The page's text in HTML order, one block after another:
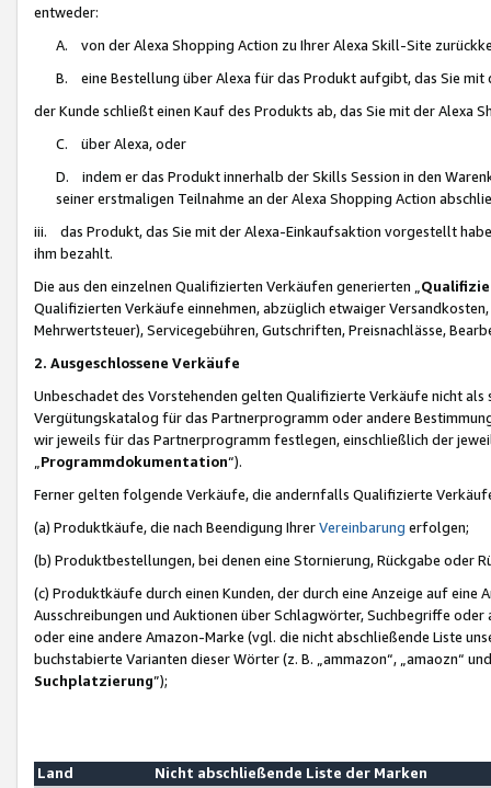
entweder:
A. von der Alexa Shopping Action zu Ihrer Alexa Skill-Site
B. eine Bestellung über Alexa für das Produkt aufgibt, das Sie mit
der Kunde schließt einen Kauf des Produkts ab, das Sie mit der Alexa
C. über Alexa, oder
D. indem er das Produkt innerhalb der Skills Session in den
seiner erstmaligen Teilnahme an der Alexa Shopping Action
iii. das Produkt, das Sie mit der Alexa-Einkaufsaktion vorgestellt
ihm bezahlt.
Die aus den einzelnen Qualifizierten Verkäufen generierten „
Qualifizierten Verkäufe einnehmen, abzüglich etwaiger
Mehrwertsteuer), Servicegebühren, Gutschriften, Preisnachlässe,
2. Ausgeschlossene Verkäufe
Unbeschadet des Vorstehenden gelten Qualifizierte Verkäufe nicht
Vergütungskatalog für das Partnerprogramm oder andere
wir jeweils für das Partnerprogramm festlegen, einschließlich der
Programmdokumentation“).
Ferner gelten folgende Verkäufe, die andernfalls Qualifizierte
(a) Produktkäufe, die nach Beendigung IhrerVereinbarung erfolgen;
(b) Produktbestellungen, bei denen eine Stornierung, Rückgabe oder
(c) Produktkäufe durch einen Kunden, der durch eine Anzeige auf
Ausschreibungen und Auktionen über Schlagwörter, Suchbegriffe
oder eine andere Amazon-Marke (vgl. die nicht abschließende Liste
buchstabierte Varianten dieser Wörter (z. B. „ammazon“, „amaozn“
Suchplatzierung”);
Land
Nicht abschließende Liste der Marken